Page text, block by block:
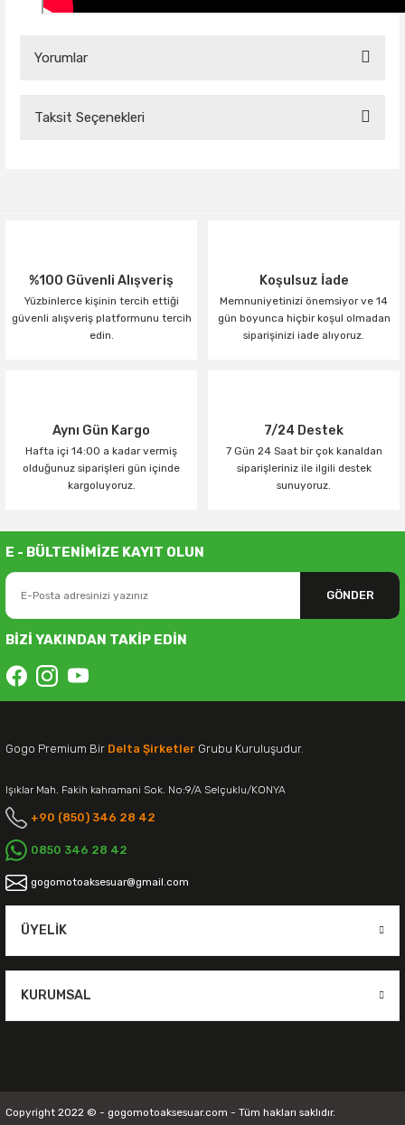
Yorumlar
Taksit Seçenekleri
%100 Güvenli Alışveriş
Yüzbinlerce kişinin tercih ettiği
güvenli alışveriş platformunu tercih
edin.
Koşulsuz İade
Memnuniyetinizi önemsiyor ve 14
gün boyunca hiçbir koşul olmadan
siparişinizi iade alıyoruz.
Aynı Gün Kargo
Hafta içi 14:00 a kadar vermiş
olduğunuz siparişleri gün içinde
kargoluyoruz.
7/24 Destek
7 Gün 24 Saat bir çok kanaldan
siparişleriniz ile ilgili destek
sunuyoruz.
E - BÜLTENİMİZE KAYIT OLUN
GÖNDER
BİZİ YAKINDAN TAKİP EDİN
Gogo Premium Bir Delta Şirketler Grubu Kuruluşudur.
Işıklar Mah. Fakih kahramani Sok. No:9/A Selçuklu/KONYA
+90 (850) 346 28 42
0850 346 28 42
gogomotoaksesuar@gmail.com
ÜYELIK
KURUMSAL
Copyright 2022 © - gogomotoaksesuar.com - Tüm hakları saklıdır.